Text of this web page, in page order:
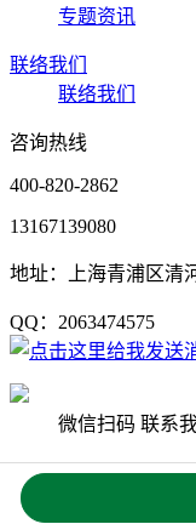
专题资讯
联络我们
联络我们
咨询热线
400-820-2862
13167139080
地址：上海青浦区清
QQ：2063474575
微信扫码 联系我
Copyright © 2020 上
备19033542号